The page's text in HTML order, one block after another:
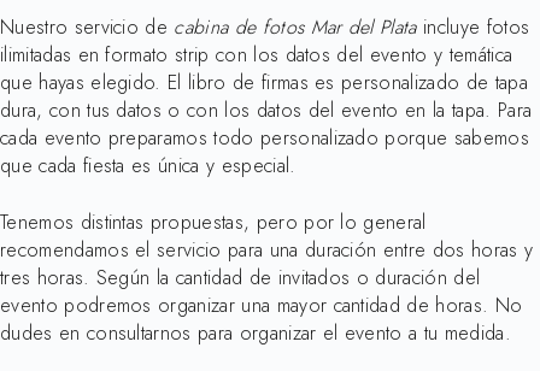
Nuestro servicio de cabina de fotos Mar del Plataincluye fotos
ilimitadas en formato strip con los datos del evento y temática
que hayas elegido. El libro de firmas es personalizado de tapa
dura, con tus datos o con los datos del evento en la tapa. Para
cada evento preparamos todo personalizado porque sabemos
que cada fiesta es única y especial.
Tenemos distintas propuestas, pero por lo general
recomendamos el servicio para una duración entre dos horas y
tres horas. Según la cantidad de invitados o duración del
evento podremos organizar una mayor cantidad de horas. No
dudes en consultarnos para organizar el evento a tu medida.